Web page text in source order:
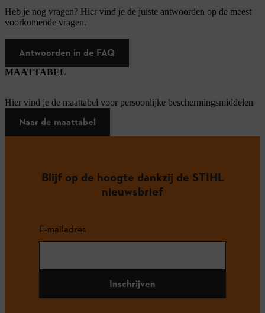
Heb je nog vragen? Hier vind je de juiste antwoorden op de meest
voorkomende vragen.
Antwoorden in de FAQ
MAATTABEL
Hier vind je de maattabel voor persoonlijke beschermingsmiddelen
Naar de maattabel
Blijf op de hoogte dankzij de STIHL
nieuwsbrief
E-mailadres
Inschrijven